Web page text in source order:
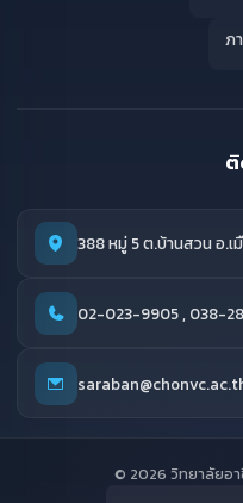
ภ
ติ
388 หมู่ 5 ต.บ้านสวน อ.
02-023-9905 , 038-
© 2026 วิทยาลัยอ